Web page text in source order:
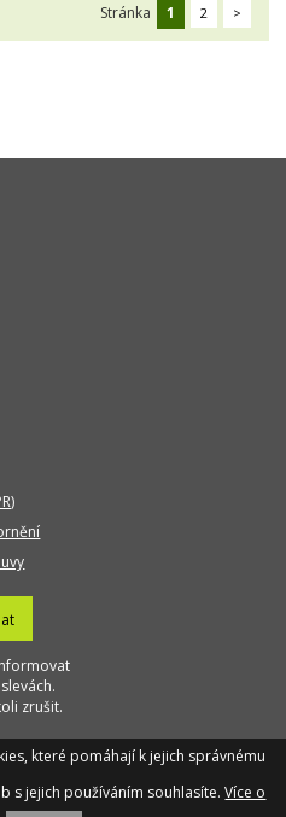
Stránka 1 2 >
zrušit.
které pomáhají k jejich správnému
s jejich používáním souhlasíte. Více o